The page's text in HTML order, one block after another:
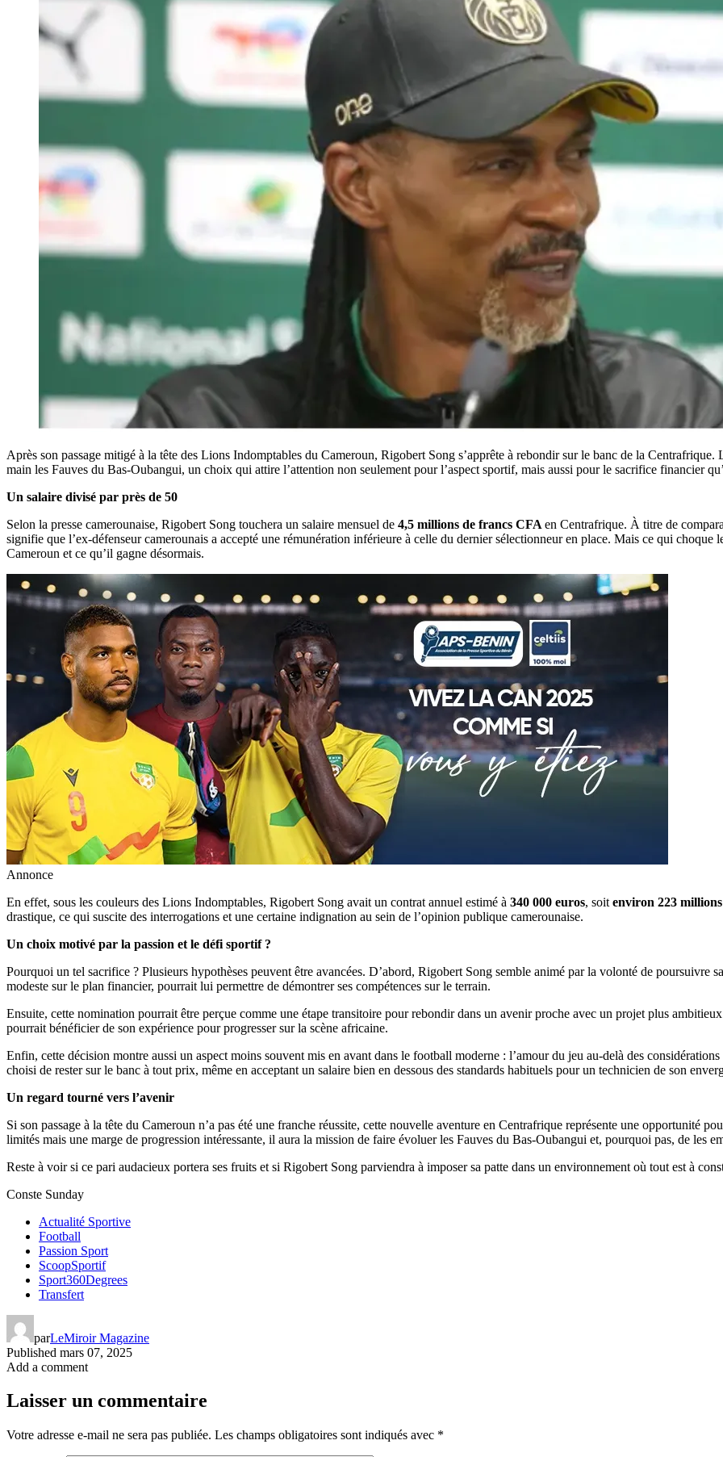
Après son passage mitigé à la tête des Lions Indomptables du Cameroun, Rigobert Song s’apprête à rebondir sur le banc de la Centrafrique.
main les Fauves du Bas-Oubangui, un choix qui attire l’attention non seulement pour l’aspect sportif, mais aussi pour le sacrifice financier
Un salaire divisé par près de 50
Selon la presse camerounaise, Rigobert Song touchera un salaire mensuel de 4,5 millions de francs CFA en Centrafrique. À titre de
signifie que l’ex-défenseur camerounais a accepté une rémunération inférieure à celle du dernier sélectionneur en place. Mais ce qui choque
Cameroun et ce qu’il gagne désormais.
Annonce
En effet, sous les couleurs des Lions Indomptables, Rigobert Song avait un contrat annuel estimé à 340 000 euros, soit environ 223
drastique, ce qui suscite des interrogations et une certaine indignation au sein de l’opinion publique camerounaise.
Un choix motivé par la passion et le défi sportif ?
Pourquoi un tel sacrifice ? Plusieurs hypothèses peuvent être avancées. D’abord, Rigobert Song semble animé par la volonté de poursuivre
modeste sur le plan financier, pourrait lui permettre de démontrer ses compétences sur le terrain.
Ensuite, cette nomination pourrait être perçue comme une étape transitoire pour rebondir dans un avenir proche avec un projet plus
pourrait bénéficier de son expérience pour progresser sur la scène africaine.
Enfin, cette décision montre aussi un aspect moins souvent mis en avant dans le football moderne : l’amour du jeu au-delà des
choisi de rester sur le banc à tout prix, même en acceptant un salaire bien en dessous des standards habituels pour un technicien de son
Un regard tourné vers l’avenir
Si son passage à la tête du Cameroun n’a pas été une franche réussite, cette nouvelle aventure en Centrafrique représente une opportunité
limités mais une marge de progression intéressante, il aura la mission de faire évoluer les Fauves du Bas-Oubangui et, pourquoi pas, de les
Reste à voir si ce pari audacieux portera ses fruits et si Rigobert Song parviendra à imposer sa patte dans un environnement où tout est à
Conste Sunday
Actualité Sportive
Football
Passion Sport
ScoopSportif
Sport360Degrees
Transfert
parLeMiroir Magazine
Published mars 07, 2025
Add a comment
Laisser un commentaire
Votre adresse e-mail ne sera pas publiée. Les champs obligatoires sont indiqués avec *